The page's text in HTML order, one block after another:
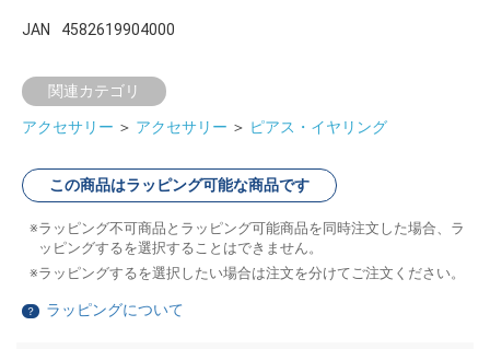
JAN 4582619904000
関連カテゴリ
アクセサリー ＞ アクセサリー ＞ ピアス・イヤリング
この商品はラッピング可能な商品です
ラッピング不可商品とラッピング可能商品を同時注文した場合、ラ
ッピングするを選択することはできません。
ラッピングするを選択したい場合は注文を分けてご注文ください。
？ ラッピングについて